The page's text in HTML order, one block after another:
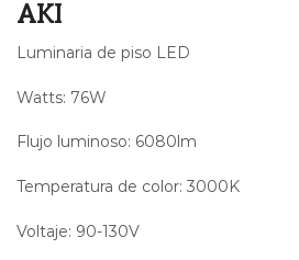
AKI
Luminaria de piso LED
Watts: 76W
Flujo luminoso: 6080lm
Temperatura de color: 3000K
Voltaje: 90-130V